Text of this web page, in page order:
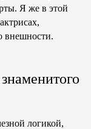
Я же в этой
внешности.
логикой,